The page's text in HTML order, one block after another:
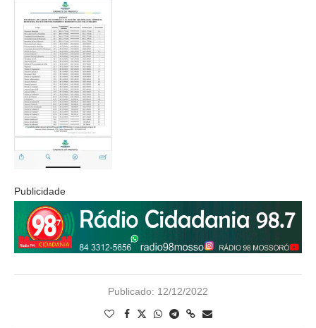
Publicidade
Publicado: 12/12/2022